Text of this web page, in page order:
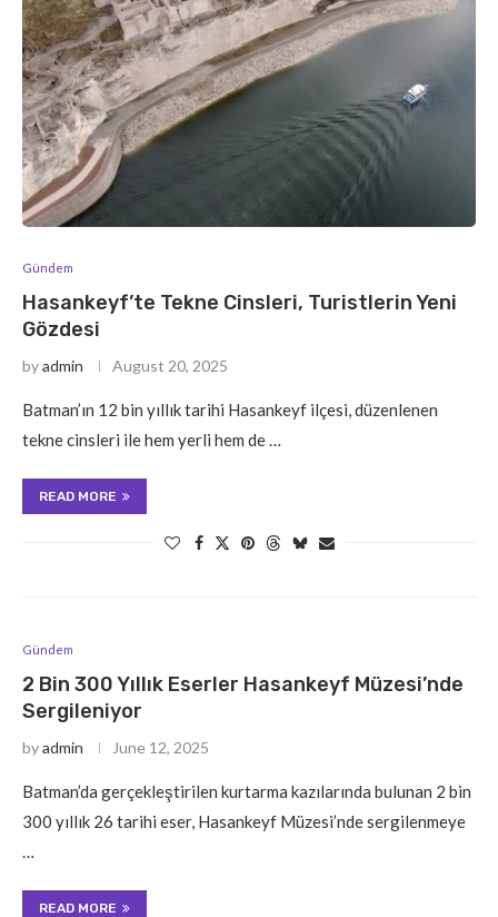
Gündem
Hasankeyf’te Tekne Cinsleri, Turistlerin Yeni
Gözdesi
byadmin August 20, 2025
Batman’ın 12 bin yıllık tarihi Hasankeyf ilçesi, düzenlenen
tekne cinsleri ile hem yerli hem de …
READ MORE
Gündem
2 Bin 300 Yıllık Eserler Hasankeyf Müzesi’nde
Sergileniyor
byadmin June 12, 2025
Batman’da gerçekleştirilen kurtarma kazılarında bulunan 2 bin
300 yıllık 26 tarihi eser, Hasankeyf Müzesi’nde sergilenmeye
…
READ MORE